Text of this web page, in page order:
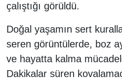
çalıştığı görüldü.
Doğal yaşamın sert
seren görüntülerde, boz
ve hayatta kalma
Dakikalar süren